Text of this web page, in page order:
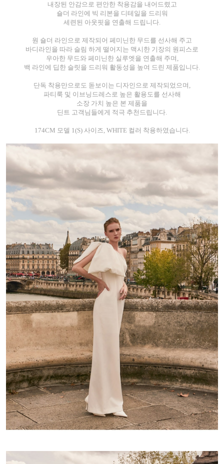
내장된 안감으로 편안한 착용감을 내어드렸고
숄더 라인에 빅 리본을 디테일을 드리워
세련된 아웃핏을 연출해 드립니다.
원 숄더 라인으로 제작되어 페미닌한 무드를 선사해 주고
바디라인을 따라 슬림 하게 떨어지는 맥시한 기장의 원피스로
우아한 무드와 페미닌한 실루엣을 연출해 주며,
백 라인에 딥한 슬릿을 드리워 활동성을 높여 드린 제품입니다.
단독 착용만으로도 돋보이는 디자인으로 제작되었으며,
파티룩 및 이브닝드레스로 높은 활용도를 선사해
소장 가치 높은 본 제품을
딘트 고객님들에게 적극 추천드립니다.
174CM 모델 1(S) 사이즈, WHITE 컬러 착용하였습니다.